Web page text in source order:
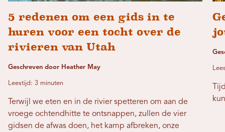
5 redenen om een ​​gids in te
huren voor een tocht over de
rivieren van Utah
Geschreven door Heather May
Leestijd: 3 minuten
Terwijl we eten en in de rivier spetteren om aan de
vroege ochtendhitte te ontsnappen, zullen de vier
gidsen de afwas doen, het kamp afbreken, onze